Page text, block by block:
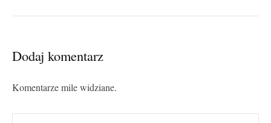
Dodaj komentarz
Komentarze mile widziane.